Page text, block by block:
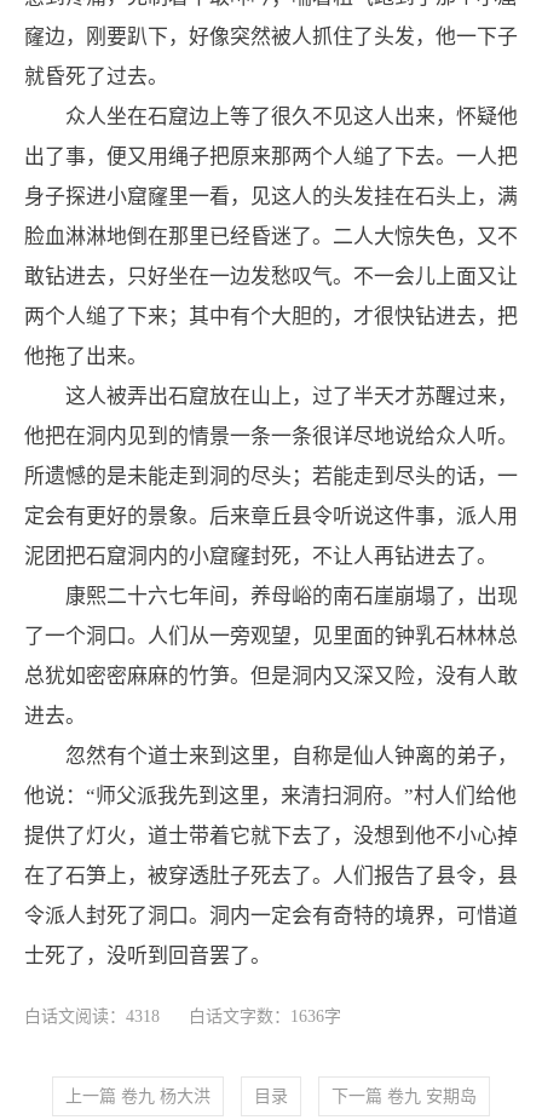
窿边，刚要趴下，好像突然被人抓住了头发，他一下子
就昏死了过去。
众人坐在石窟边上等了很久不见这人出来，怀疑他
出了事，便又用绳子把原来那两个人缒了下去。一人把
身子探进小窟窿里一看，见这人的头发挂在石头上，满
脸血淋淋地倒在那里已经昏迷了。二人大惊失色，又不
敢钻进去，只好坐在一边发愁叹气。不一会儿上面又让
两个人缒了下来；其中有个大胆的，才很快钻进去，把
他拖了出来。
这人被弄出石窟放在山上，过了半天才苏醒过来，
他把在洞内见到的情景一条一条很详尽地说给众人听。
所遗憾的是未能走到洞的尽头；若能走到尽头的话，一
定会有更好的景象。后来章丘县令听说这件事，派人用
泥团把石窟洞内的小窟窿封死，不让人再钻进去了。
康熙二十六七年间，养母峪的南石崖崩塌了，出现
了一个洞口。人们从一旁观望，见里面的钟乳石林林总
总犹如密密麻麻的竹笋。但是洞内又深又险，没有人敢
进去。
忽然有个道士来到这里，自称是仙人钟离的弟子，
他说：“师父派我先到这里，来清扫洞府。”村人们给他
提供了灯火，道士带着它就下去了，没想到他不小心掉
在了石笋上，被穿透肚子死去了。人们报告了县令，县
令派人封死了洞口。洞内一定会有奇特的境界，可惜道
士死了，没听到回音罢了。
白话文阅读：4318 白话文字数：1636字
上一篇 卷九 杨大洪 目录 下一篇 卷九 安期岛